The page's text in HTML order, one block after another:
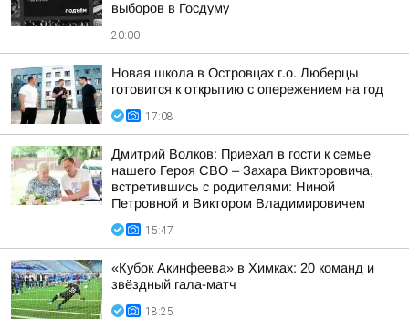
выборов в Госдуму
20:00
Новая школа в Островцах г.о. Люберцы
готовится к открытию с опережением на год
17:08
Дмитрий Волков: Приехал в гости к семье
нашего Героя СВО – Захара Викторовича,
встретившись с родителями: Ниной
Петровной и Виктором Владимировичем
15:47
«Кубок Акинфеева» в Химках: 20 команд и
звёздный гала-матч
18:25